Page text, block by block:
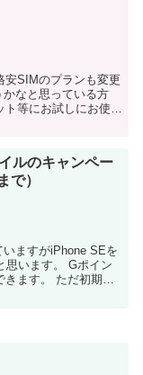
安SIMのプランも変更
なと思っている方
等にお試しにお使い
ルのキャンペー
で）
ますがiPhone SEを
思います。 Gポイン
きます。 ただ初期費